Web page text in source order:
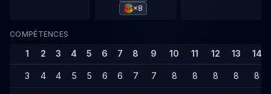
×8
COMPÉTENCES
1 2 3 4 5 6 7 8 9 10 11 12 13 14
3 4 4 5 5 6 6 7 7 8 8 8 8 8